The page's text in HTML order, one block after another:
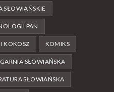
SŁOWIAŃSKIE
PAN
KOKOSZ KOMIKS
SŁOWIAŃSKA
SŁOWIAŃSKA